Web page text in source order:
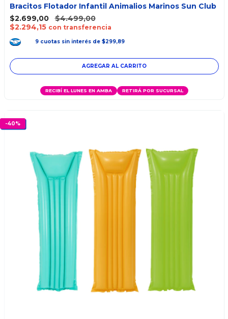
Bracitos Flotador Infantil Animalios Marinos Sun Club
$2.699,00
$4.499,00
$2.294,15 con transferencia
9 cuotas sin interés de $299,89
AGREGAR AL CARRITO
RECIBÍ EL LUNES EN AMBA RETIRÁ POR SUCURSAL
-40%